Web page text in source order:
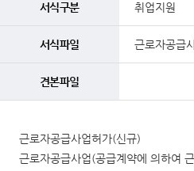
서식구분 취업지원
서식파일 근로자공급
견본파일
근로자공급사업허가(신규)
근로자공급사업(공급계약에 의하여